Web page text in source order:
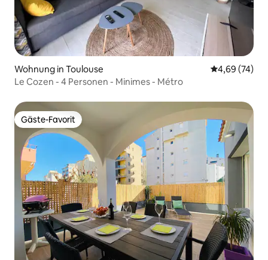
Wohnung in Toulouse
4,69 (74)
Le Cozen - 4 Personen - Minimes - Métro
Gäste-Favorit
Gäste-Favorit